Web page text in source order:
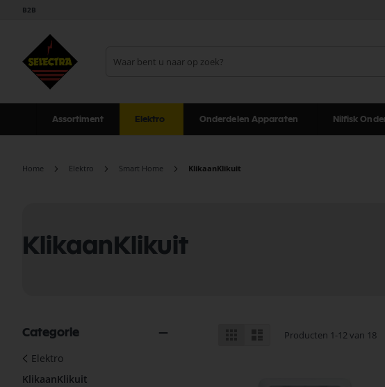
B2B
Assortiment Elektro Onderdelen Apparaten Nilfisk
Home Elektro Smart Home KlikaanKlikuit
KlikaanKlikuit
Producten 1 -12van 18
Categorie
Elektro
KlikaanKlikuit